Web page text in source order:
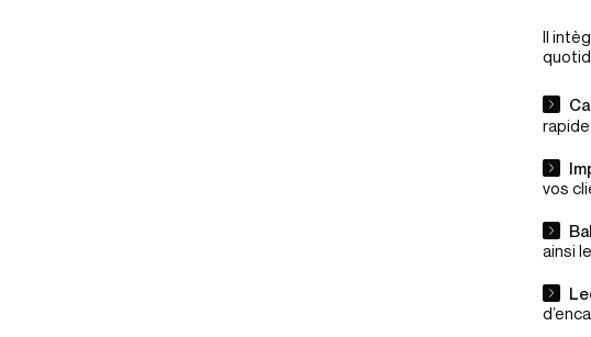
Il
vos
ainsi